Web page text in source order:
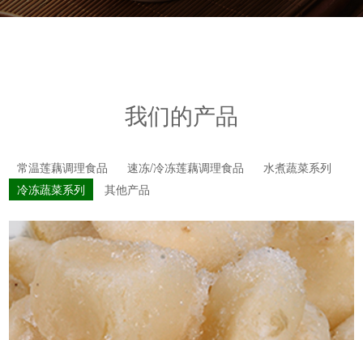
我们的产品
常温莲藕调理食品 速冻/冷冻莲藕调理食品
水煮蔬菜系列
冷冻蔬菜系列
其他产品